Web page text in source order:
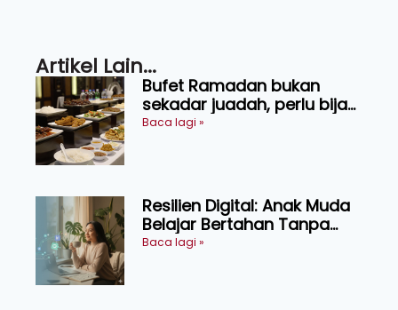
Artikel Lain...
Bufet Ramadan bukan
sekadar juadah, perlu bijak
memilih dan selamat
Baca lagi »
Resilien Digital: Anak Muda
Belajar Bertahan Tanpa
Perlu Menekan Diri
Baca lagi »